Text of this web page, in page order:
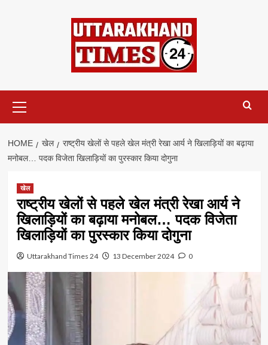
Menu
HOME खेल
राष्ट्रीय खेलों से पहले खेल मंत्री रेखा आर्य ने खिलाड़ियों का बढ़ाया
मनोबल… पदक विजेता खिलाड़ियों का पुरस्कार किया दोगुना
खेल
राष्ट्रीय खेलों से पहले खेल मंत्री रेखा आर्य ने
खिलाड़ियों का बढ़ाया मनोबल… पदक विजेता
खिलाड़ियों का पुरस्कार किया दोगुना
Uttarakhand Times 24 13 December 2024 0